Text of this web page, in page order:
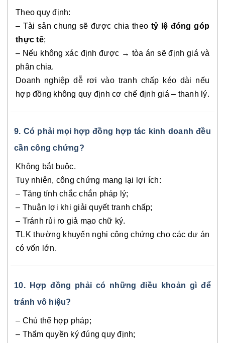
Theo quy định:
– Tài sản chung sẽ được chia theo tỷ lệ đóng góp
thực tế;
– Nếu không xác định được → tòa án sẽ định giá và
phân chia.
Doanh nghiệp dễ rơi vào tranh chấp kéo dài nếu
hợp đồng không quy định cơ chế định giá – thanh lý.
9. Có phải mọi hợp đồng hợp tác kinh doanh đều
cần công chứng?
Không bắt buộc.
Tuy nhiên, công chứng mang lại lợi ích:
– Tăng tính chắc chắn pháp lý;
– Thuận lợi khi giải quyết tranh chấp;
– Tránh rủi ro giả mạo chữ ký.
TLK thường khuyến nghị công chứng cho các dự án
có vốn lớn.
10. Hợp đồng phải có những điều khoản gì để
tránh vô hiệu?
– Chủ thể hợp pháp;
– Thẩm quyền ký đúng quy định;